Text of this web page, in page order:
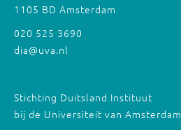
1105 BD Amsterdam
020 525 3690
dia@uva.nl
Stichting Duitsland Instituut
bij de Universiteit van Amsterdam